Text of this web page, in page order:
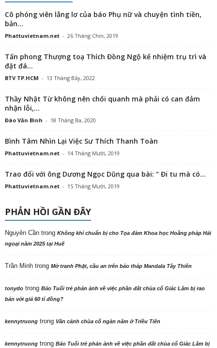
Cô phóng viên lẳng lơ của báo Phụ nữ và chuyện tình tiền,
bản...
Phattuvietnam.net - 26 Tháng Chín, 2019
Tấn phong Thượng toạ Thích Đồng Ngộ kế nhiệm trụ trì và
đặt đá...
BTV TP.HCM - 13 Tháng Bảy, 2022
Thầy Nhật Từ không nên chối quanh mà phải có can đảm
nhận lỗi,...
Đào Văn Bình - 18 Tháng Ba, 2020
Bình Tâm Nhìn Lại Việc Sư Thích Thanh Toàn
Phattuvietnam.net - 14 Tháng Mười, 2019
Trao đổi với ông Dương Ngọc Dũng qua bài: “ Đi tu mà có...
Phattuvietnam.net - 15 Tháng Mười, 2019
PHẢN HỒI GẦN ĐÂY
Nguyên Cần trong Không khí chuẩn bị cho Tọa đàm Khoa học Hoằng pháp Hải
ngoại năm 2025 tại Huế
Trần Minh trong Mở tranh Phật, cầu an trên bảo tháp Mandala Tây Thiên
tonydo trong Báo Tuổi trẻ phản ảnh về việc phần đất chùa cổ Giác Lâm bị rao
bán với giá 60 tỉ đồng?
kennytruong trong Vãn cảnh chùa cổ ngàn năm ở Triều Tiên
kennytruong trong Báo Tuổi trẻ phản ảnh về việc phần đất chùa cổ Giác Lâm bị